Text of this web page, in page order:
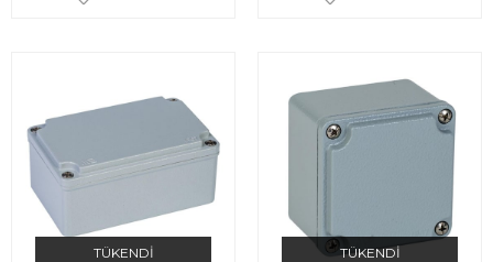
TÜKENDI TÜKENDI